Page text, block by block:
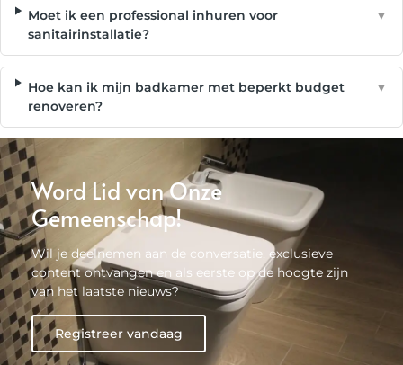
Moet ik een professional inhuren voor
sanitairinstallatie?
▼
Hoe kan ik mijn badkamer met beperkt budget
renoveren?
▼
Word Lid van Onze
Gemeenschap!
Wil je deelnemen aan de conversatie, exclusieve
content ontvangen en als eerste op de hoogte zijn
van het laatste nieuws?
Registreer vandaag